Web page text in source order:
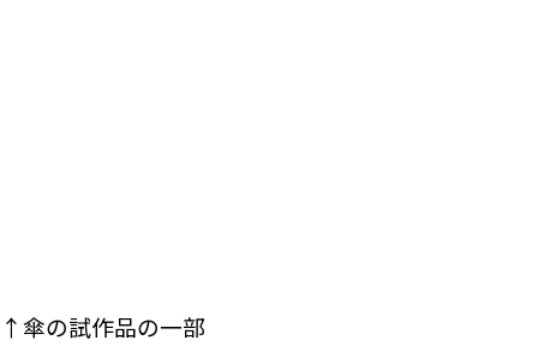
↑傘の試作品の一部